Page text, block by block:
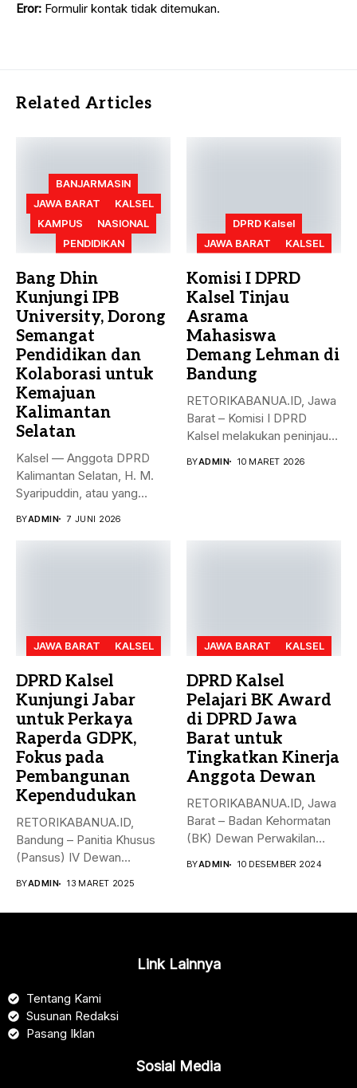
Eror: Formulir kontak tidak ditemukan.
Related Articles
BANJARMASIN
JAWA BARAT
KALSEL
KAMPUS
NASIONAL
PENDIDIKAN
Bang Dhin
Kunjungi IPB
University, Dorong
Semangat
Pendidikan dan
Kolaborasi untuk
Kemajuan
Kalimantan
Selatan
Kalsel — Anggota DPRD
Kalimantan Selatan, H. M.
Syaripuddin, atau yang
BYADMIN 7 JUNI 2026
DPRD Kalsel
JAWA BARAT
KALSEL
Komisi I DPRD
Kalsel Tinjau
Asrama
Mahasiswa
Demang Lehman di
Bandung
RETORIKABANUA.ID, Jawa
Barat – Komisi I DPRD
Kalsel melakukan peninjauan
BYADMIN 10 MARET 2026
JAWA BARAT KALSEL
DPRD Kalsel
Kunjungi Jabar
untuk Perkaya
Raperda GDPK,
Fokus pada
Pembangunan
Kependudukan
RETORIKABANUA.ID,
Bandung – Panitia Khusus
(Pansus) IV Dewan
BYADMIN 13 MARET 2025
JAWA BARAT KALSEL
DPRD Kalsel
Pelajari BK Award
di DPRD Jawa
Barat untuk
Tingkatkan Kinerja
Anggota Dewan
RETORIKABANUA.ID, Jawa
Barat – Badan Kehormatan
(BK) Dewan Perwakilan
BYADMIN 10 DESEMBER 2024
Link Lainnya
Tentang Kami
Susunan Redaksi
Pasang Iklan
Sosial Media